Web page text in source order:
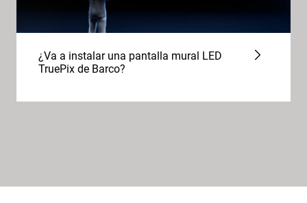
¿Va a instalar una pantalla mural LED
TruePix de Barco?